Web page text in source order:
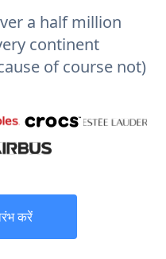
a half million
continent
of course not)
करें